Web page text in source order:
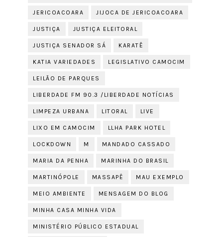
JERICOACOARA JIJOCA DE JERICOACOARA
JUSTIÇA JUSTIÇA ELEITORAL
JUSTIÇA SENADOR SÁ KARATÊ
KATIA VARIEDADES LEGISLATIVO CAMOCIM
LEILÃO DE PARQUES
LIBERDADE FM 90.3 /LIBERDADE NOTÍCIAS
LIMPEZA URBANA LITORAL LIVE
LIXO EM CAMOCIM LLHA PARK HOTEL
LOCKDOWN M MANDADO CASSADO
MARIA DA PENHA MARINHA DO BRASIL
MARTINÓPOLE MASSAPÊ MAU EXEMPLO
MEIO AMBIENTE MENSAGEM DO BLOG
MINHA CASA MINHA VIDA
MINISTÉRIO PÚBLICO ESTADUAL